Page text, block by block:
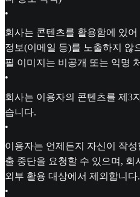
•
회사는 콘텐츠를 활용함에 있
정보(이메일 등)를 노출하지 않
필 이미지는 비공개 또는 익명
•
회사는 이용자의 콘텐츠를 제3
습니다.
•
이용자는 언제든지 자신이 작
출 중단을 요청할 수 있으며, 회
외부 활용 대상에서 제외합니다.
•